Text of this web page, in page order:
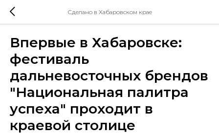
Сделано в Хабаровском крае
Впервые в Хабаровске:
фестиваль
дальневосточных брендов
"Национальная палитра
успеха" проходит в
краевой столице